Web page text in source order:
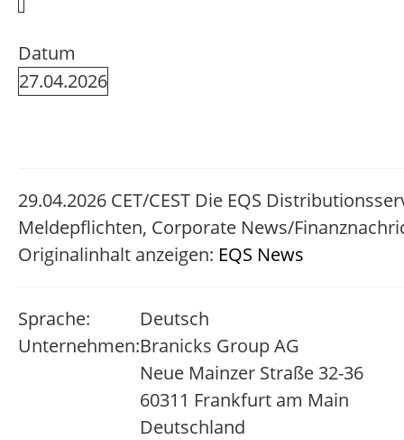
Datum
27.04.2026
29.04.2026 CET/CEST Die EQS
Meldepflichten, Corporate News/
Originalinhalt anzeigen: EQS News
Sprache:
Deutsch
Unternehmen:Branicks Group AG
Neue Mainzer Straße 32-36
60311 Frankfurt am Main
Deutschland